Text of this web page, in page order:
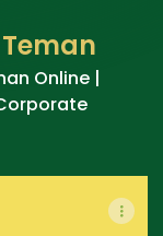
Online |